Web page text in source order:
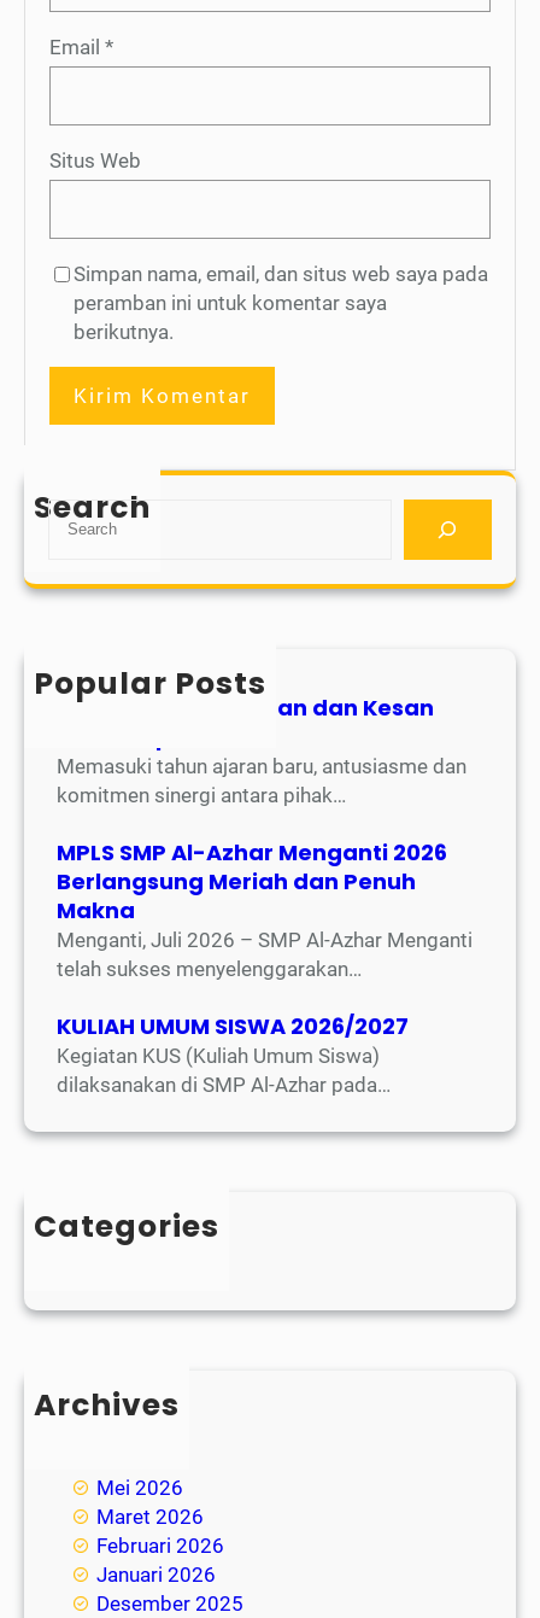
Email *
Situs Web
Simpan nama, email, dan situs web saya pada
peramban ini untuk komentar saya
berikutnya.
Search
Popular Posts
Parent Talk : Harapan dan Kesan
Memasuki tahun ajaran baru, antusiasme dan
komitmen sinergi antara pihak…
MPLS SMP Al-Azhar Menganti 2026
Berlangsung Meriah dan Penuh
Makna
Menganti, Juli 2026 – SMP Al-Azhar Menganti
telah sukses menyelenggarakan…
KULIAH UMUM SISWA 2026/2027
Kegiatan KUS (Kuliah Umum Siswa)
dilaksanakan di SMP Al-Azhar pada…
Categories
Blog
Archives
Mei 2026
Maret 2026
Februari 2026
Januari 2026
Desember 2025